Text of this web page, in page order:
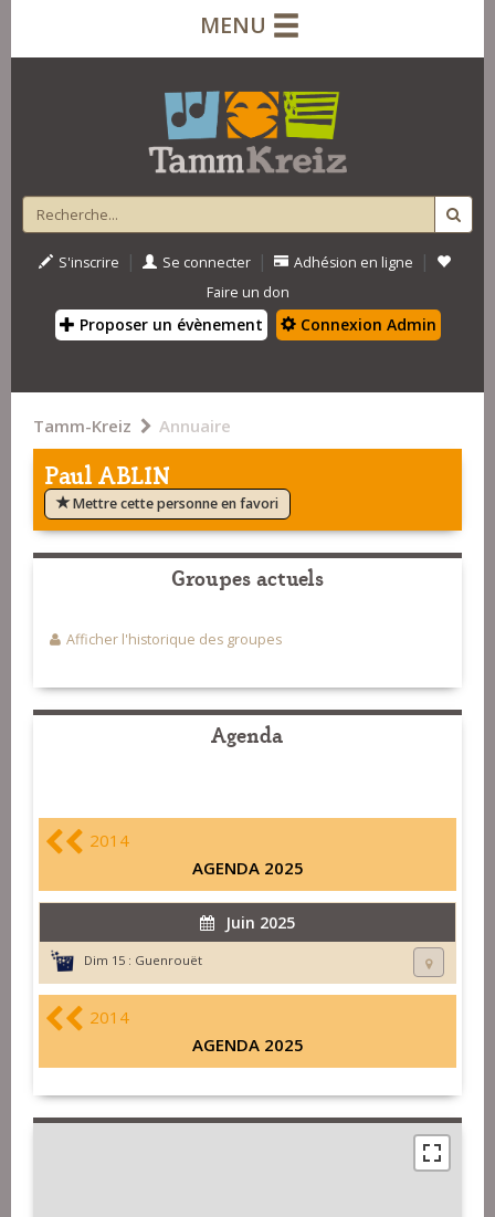
MENU
S'inscrire | Se connecter | Adhésion en ligne |
Faire un don
Proposer un évènement Connexion Admin
Tamm-Kreiz Annuaire
Paul ABLIN
Mettre cette personne en favori
Groupes actuels
Afficher l'historique des groupes
Agenda
2014
AGENDA 2025
Juin 2025
Dim 15 : Guenrouët
2014
AGENDA 2025